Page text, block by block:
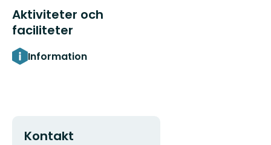
Aktiviteter och
faciliteter
Information
Kontakt